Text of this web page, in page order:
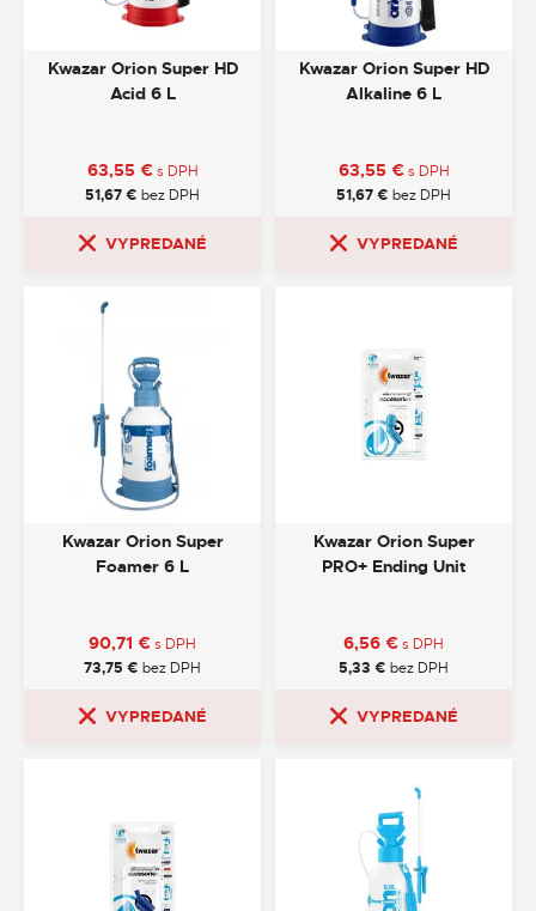
Kwazar Orion Super HD
Acid 6 L
63,55 € s DPH
51,67€ bez DPH
VYPREDANÉ
Kwazar Orion Super HD
Alkaline 6 L
63,55 € s DPH
51,67€ bez DPH
VYPREDANÉ
Kwazar Orion Super
Foamer 6 L
90,71 €s DPH
73,75 € bez DPH
VYPREDANÉ
Kwazar Orion Super
PRO+ Ending Unit
6,56 €s DPH
5,33 € bez DPH
VYPREDANÉ